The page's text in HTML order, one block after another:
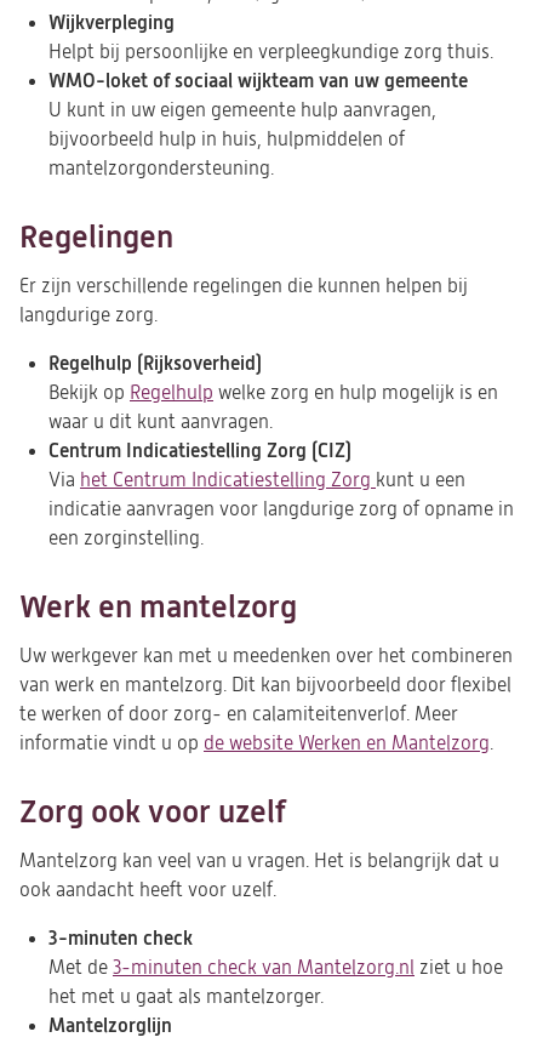
Wijkverpleging
Helpt bij persoonlijke en verpleegkundige zorg thuis.
WMO-loket of sociaal wijkteam van uw gemeente
U kunt in uw eigen gemeente hulp aanvragen,
bijvoorbeeld hulp in huis, hulpmiddelen of
mantelzorgondersteuning.
Regelingen
Er zijn verschillende regelingen die kunnen helpen bij
langdurige zorg.
Regelhulp (Rijksoverheid)
Bekijk op Regelhulp (opent
in
een
nieuwe
tab)
welke zorg en hulp mogelijk is en
waar u dit kunt aanvragen.
Centrum Indicatiestelling Zorg (CIZ)
Via het Centrum Indicatiestelling Zorg (opent
in
kunt u een
indicatie aanvragen voor langdurige zorg of opname in
een zorginstelling.
Werk en mantelzorg
Uw werkgever kan met u meedenken over het combineren
van werk en mantelzorg. Dit kan bijvoorbeeld door flexibel
te werken of door zorg- en calamiteitenverlof. Meer
informatie vindt u op de website Werken en Mantelzorg
tab)
.
Zorg ook voor uzelf
Mantelzorg kan veel van u vragen. Het is belangrijk dat u
ook aandacht heeft voor uzelf.
3-minuten check
Met de 3-minuten check van Mantelzorg.nl (opent
ziet u hoe
het met u gaat als mantelzorger.
Mantelzorglijn